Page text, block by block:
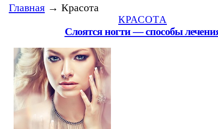
Главная → Красота
КРАСОТА
Слоятся ногти — способы